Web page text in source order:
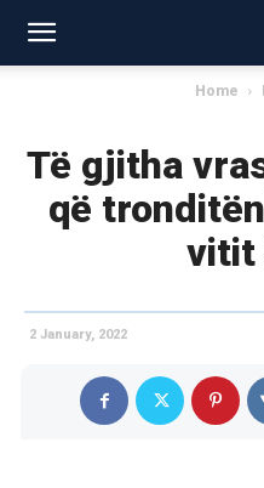
Home
Të gjitha
që
vitit
2 January, 2022